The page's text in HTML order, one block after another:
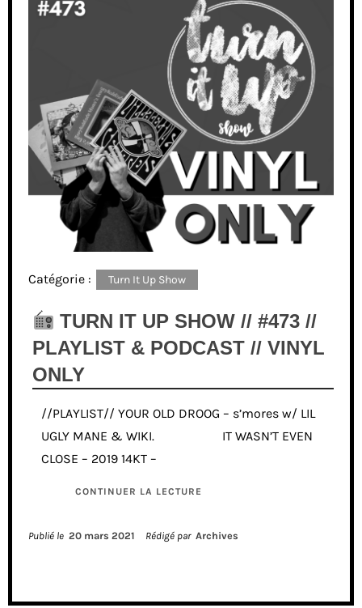
Catégorie : Turn It Up Show
TURN IT UP SHOW // #473 //
PLAYLIST & PODCAST // VINYL
ONLY
//PLAYLIST// YOUR OLD DROOG – s’mores w/ LIL
UGLY MANE & WIKI. IT WASN’T EVEN
CLOSE – 2019 14KT –
CONTINUER LA LECTURE
Publié le 20 mars 2021 Rédigé par Archives